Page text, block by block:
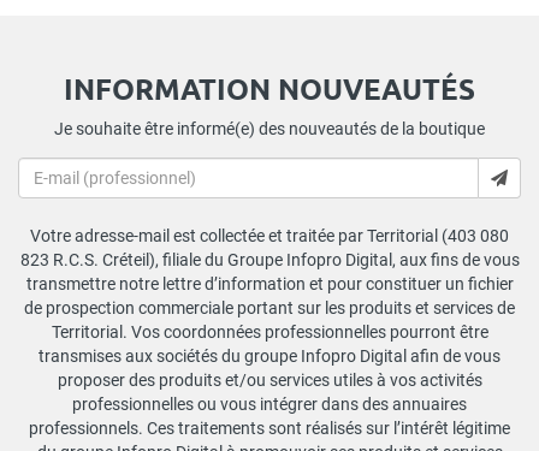
INFORMATION NOUVEAUTÉS
Je souhaite être informé(e) des nouveautés de la boutique
Votre adresse-mail est collectée et traitée par Territorial (403 080
823 R.C.S. Créteil), filiale du Groupe Infopro Digital, aux fins de vous
transmettre notre lettre d’information et pour constituer un fichier
de prospection commerciale portant sur les produits et services de
Territorial. Vos coordonnées professionnelles pourront être
transmises aux sociétés du groupe Infopro Digital afin de vous
proposer des produits et/ou services utiles à vos activités
professionnelles ou vous intégrer dans des annuaires
professionnels. Ces traitements sont réalisés sur l’intérêt légitime